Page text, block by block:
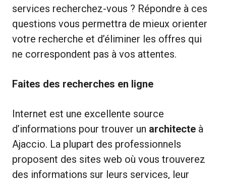
services recherchez-vous ? Répondre à ces
questions vous permettra de mieux orienter
votre recherche et d’éliminer les offres qui
ne correspondent pas à vos attentes.
Faites des recherches en ligne
Internet est une excellente source
d’informations pour trouver un architecte à
Ajaccio. La plupart des professionnels
proposent des sites web où vous trouverez
des informations sur leurs services, leur